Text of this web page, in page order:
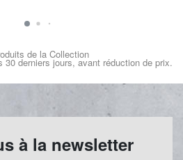
de la Collection
derniers jours, avant réduction de prix.
à la newsletter